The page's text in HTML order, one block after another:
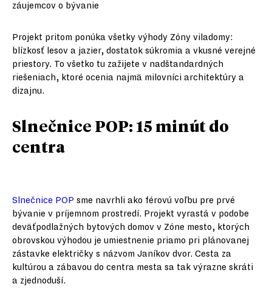
záujemcov o bývanie
Projekt pritom ponúka všetky výhody Zóny viladomy:
blízkosť lesov a jazier, dostatok súkromia a vkusné verejné
priestory. To všetko tu zažijete v nadštandardných
riešeniach, ktoré ocenia najmä milovníci architektúry a
dizajnu.
Slnečnice POP: 15 minút do
centra
Slnečnice POP sme navrhli ako férovú voľbu pre prvé
bývanie v príjemnom prostredí. Projekt vyrastá v podobe
deväťpodlažných bytových domov v Zóne mesto, ktorých
obrovskou výhodou je umiestnenie priamo pri plánovanej
zástavke električky s názvom Janíkov dvor. Cesta za
kultúrou a zábavou do centra mesta sa tak výrazne skráti
a zjednoduší.